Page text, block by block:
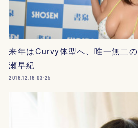
来年はCurvy体型へ、唯一無二
瀬早紀
2016.12.16 03:25